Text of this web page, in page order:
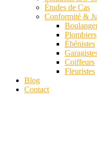
Études de Cas
Conformité &
Plombiers
Ébénistes
Coiffeurs
Fleuristes
Blog
Contact